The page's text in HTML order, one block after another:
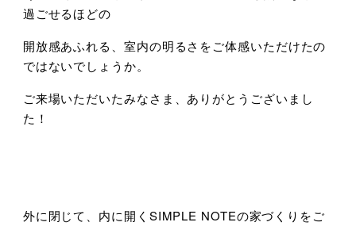
過ごせるほどの
開放感あふれる、室内の明るさをご体感いただけたの
ではないでしょうか。
ご来場いただいたみなさま、ありがとうございまし
た！
外に閉じて、内に開くSIMPLE NOTEの家づくりをご